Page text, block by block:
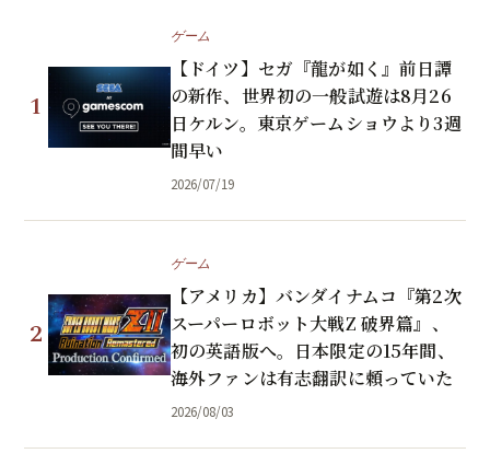
1
ゲーム
【ドイツ】セガ『龍が如く』前日譚
の新作、世界初の一般試遊は8月26
日ケルン。東京ゲームショウより3週
間早い
2026/07/19
2
ゲーム
【アメリカ】バンダイナムコ『第2次
スーパーロボット大戦Z 破界篇』、
初の英語版へ。日本限定の15年間、
海外ファンは有志翻訳に頼っていた
2026/08/03